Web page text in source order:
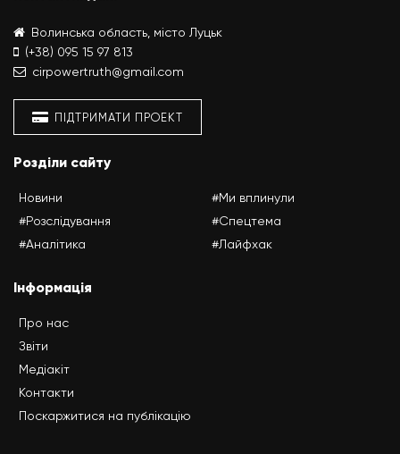
Волинська область, місто Луцьк
(+38) 095 15 97 813
cirpowertruth@gmail.com
ПІДТРИМАТИ ПРОЕКТ
Розділи сайту
Новини
#Розслідування
#Аналітика
#Ми вплинули
#Спецтема
#Лайфхак
Інформація
Про нас
Звіти
Медіакіт
Контакти
Поскаржитися на публікацію